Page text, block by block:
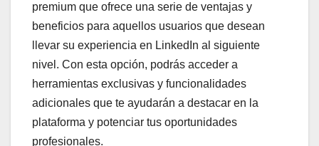
premium que ofrece una serie de ventajas y
beneficios para aquellos usuarios que desean
llevar su experiencia en LinkedIn al siguiente
nivel. Con esta opción, podrás acceder a
herramientas exclusivas y funcionalidades
adicionales que te ayudarán a destacar en la
plataforma y potenciar tus oportunidades
profesionales.